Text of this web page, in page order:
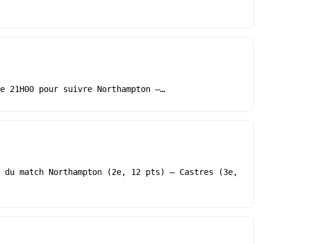
pour suivre Northampton –…
du match Northampton (2e, 12 pts) – Castres (3e,